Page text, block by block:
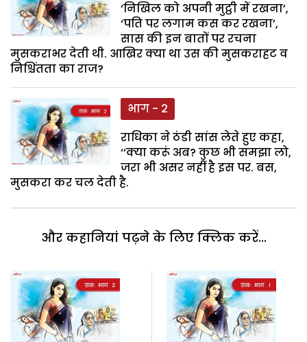
‘निखिल को अपनी मुट्ठी में रखना’,
‘पति पर लगाम कस कर रखना’,
सास की इन बातों पर रचना
मुसकराभर देती थी. आखिर क्या था उस की मुसकराहट व
निश्चिंतता का राज?
भाग - 2
राधिका ने ठंडी सांस लेते हुए कहा,
‘‘क्या करूं अब? कुछ भी समझा लो,
जरा भी असर नहीं है इस पर. बस,
मुसकरा कर चल देती है.
और कहानियां पढ़ने के लिए क्लिक करें...